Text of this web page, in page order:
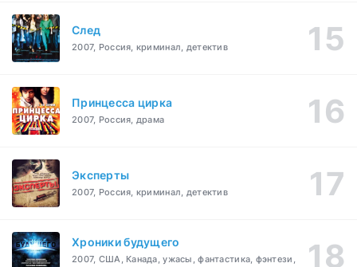
След
2007, Россия, криминал, детектив
Принцесса цирка
2007, Россия, драма
Эксперты
2007, Россия, криминал, детектив
Хроники будущего
2007, США, Канада, ужасы, фантастика, фэнтези,